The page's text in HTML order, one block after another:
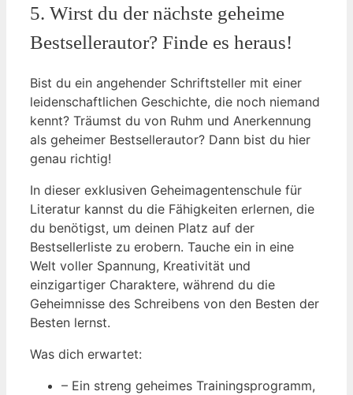
5. Wirst du der nächste geheime
Bestsellerautor? Finde es heraus!
Bist du ein angehender Schriftsteller mit einer
leidenschaftlichen Geschichte, die noch niemand
kennt? Träumst du von Ruhm und Anerkennung
als geheimer Bestsellerautor? Dann bist du hier
genau richtig!
In dieser exklusiven Geheimagentenschule für
Literatur kannst du die Fähigkeiten erlernen, die
du benötigst, um deinen Platz auf der
Bestsellerliste zu erobern. Tauche ein in eine
Welt voller Spannung, Kreativität und
einzigartiger Charaktere, während du die
Geheimnisse des Schreibens von den Besten der
Besten lernst.
Was dich erwartet:
– Ein streng geheimes Trainingsprogramm,